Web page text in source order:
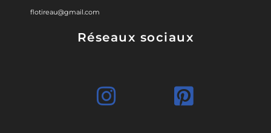
flotireau@gmail.com
Réseaux sociaux